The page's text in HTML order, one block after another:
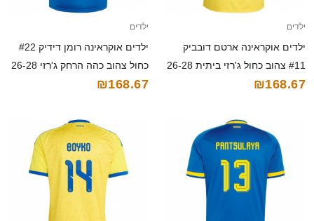
ילדים
ילדים אוקראינה ארטם דובביק
#11 צהוב כחול ג'רזי ביתית 26-28
חולצה קצרה
₪168.67
ילדים
ילדים אוקראינה רומן דידיק #22
כחול צהוב כהה הרחק ג'רזי 26-28
חולצה קצרה
₪168.67